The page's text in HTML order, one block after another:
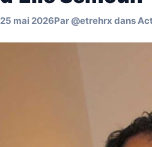
25 mai 2026Par @etrehrx dans